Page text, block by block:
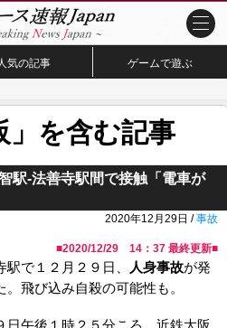
人気の記事 ゲームで遊ぶ
」を含む記事
駅-法善寺駅間で接触「電車が
2020年12月29日 /事故
■2020/12/29 14：37 最終更新■
で１２月２９日、 人身事故が発
飛び込み自殺の可能性も。
午後１時２５分ころ、近鉄大阪